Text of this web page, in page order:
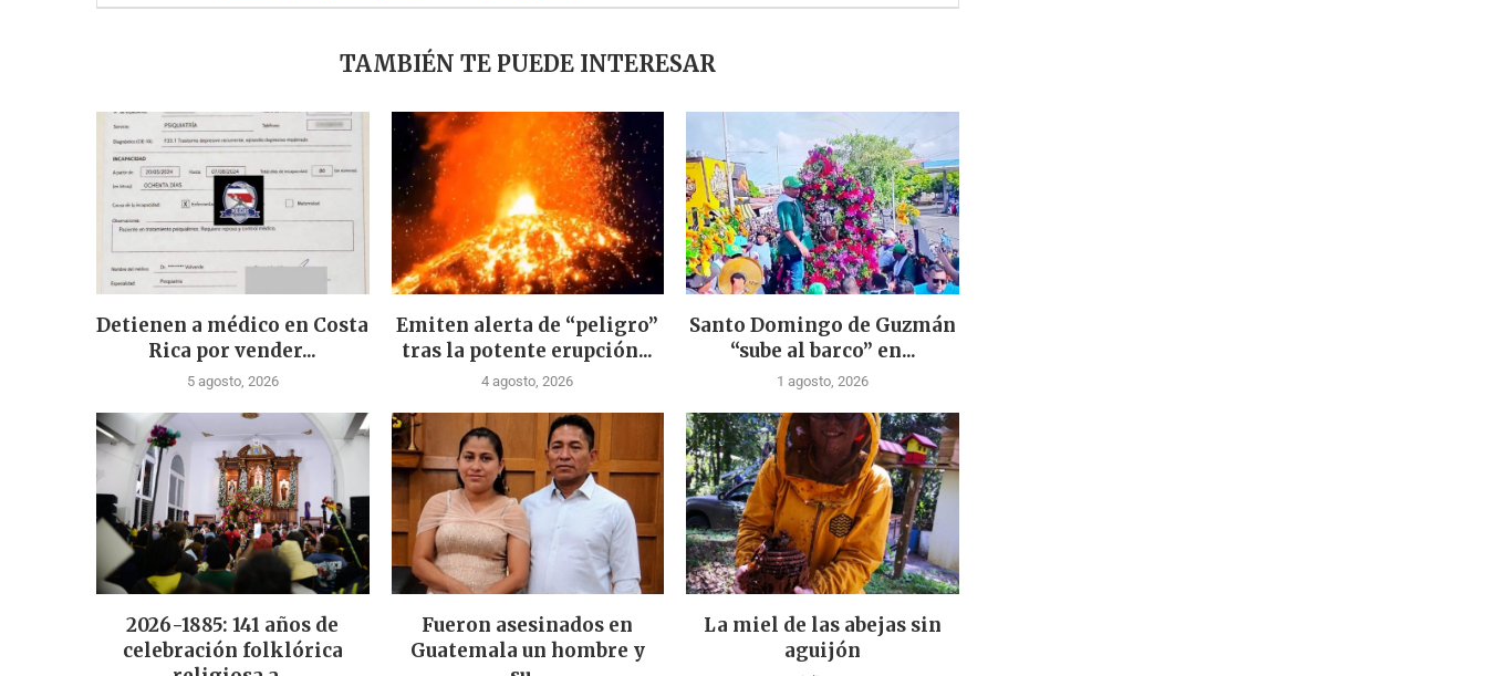
TAMBIÉN TE PUEDE INTERESAR
Detienen a médico en Costa
Rica por vender...
5 agosto, 2026
Emiten alerta de “peligro”
tras la potente erupción...
4 agosto, 2026
Santo Domingo de Guzmán
“sube al barco” en...
1 agosto, 2026
2026-1885: 141 años de
celebración folklórica
Fueron asesinados en
Guatemala un hombre y
La miel de las abejas sin
aguijón